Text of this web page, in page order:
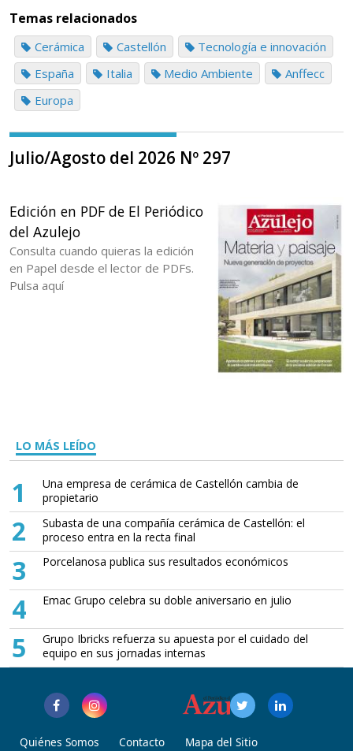
Temas relacionados
Cerámica Castellón
Tecnología e innovación
España
Italia Medio Ambiente
Anffecc
Europa
Julio/Agosto del 2026 Nº 297
Edición en PDF de El Periódico
del Azulejo
Consulta cuando quieras la edición
en Papel desde el lector de PDFs.
Pulsa aquí
LO MÁS LEÍDO
1
Una empresa de cerámica de Castellón cambia de
propietario
2
Subasta de una compañía cerámica de Castellón: el
proceso entra en la recta final
3 Porcelanosa publica sus resultados económicos
4 Emac Grupo celebra su doble aniversario en julio
5
Grupo Ibricks refuerza su apuesta por el cuidado del
equipo en sus jornadas internas
Quiénes Somos Contacto Mapa del Sitio